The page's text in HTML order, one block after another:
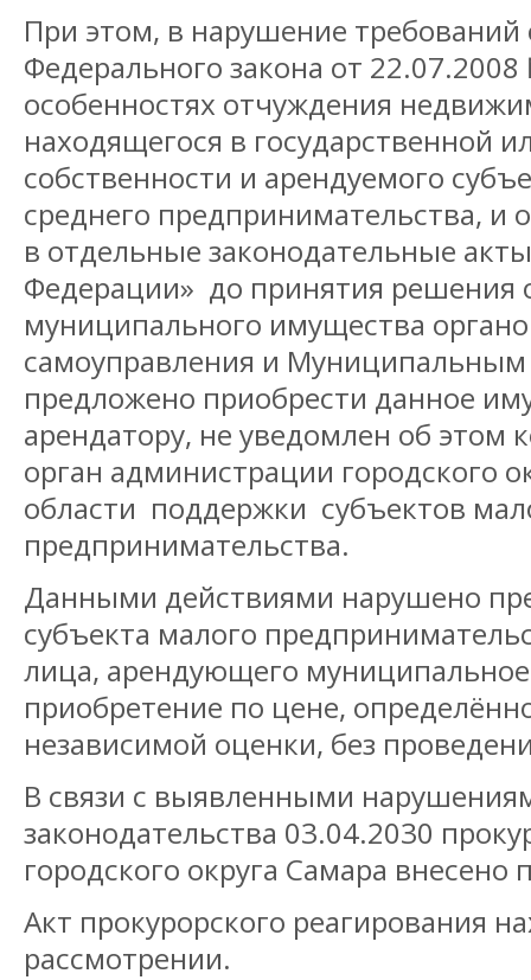
При этом, в нарушение требований
Федерального закона от
особенностях отчуждения
находящегося в государственной
собственности и арендуемого
среднего предпринимательства, и
в отдельные законодательные
Федерации» до принятия решения
муниципального имущества
самоуправления и
предложено приобрести данное
арендатору, не уведомлен об этом
орган администрации городского
области поддержки субъектов
предпринимательства.
Данными действиями нарушено
субъекта малого
лица, арендующего
приобретение по цене,
независимой оценки, без
В связи с выявленными
законодательства 03.04.2030
городского округа Самара внесено
Акт прокурорского реагирования
рассмотрении.